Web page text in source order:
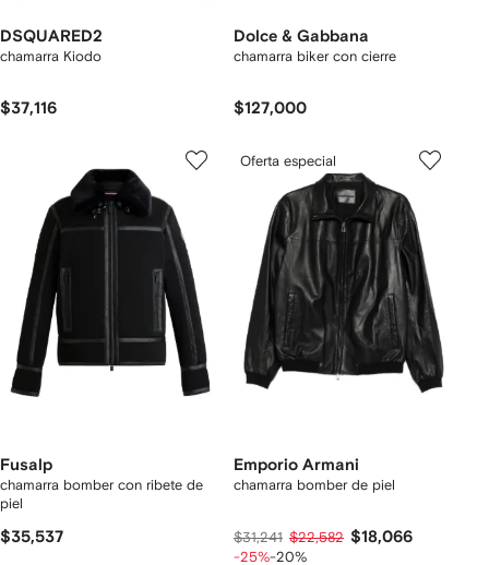
DSQUARED2
chamarra Kiodo
$37,116
Dolce & Gabbana
chamarra biker con cierre
$127,000
Fusalp
chamarra bomber con ribete de
piel
$35,537
Oferta especial
Emporio Armani
chamarra bomber de piel
$31,241 $22,582 $18,066
-25%-20%